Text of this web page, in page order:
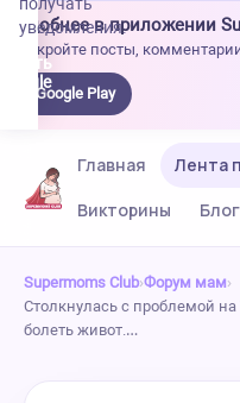
Удобнее в приложении
Откройте посты,
Google Play
уведомления.
Главная
Лента
Викторины
Блог
Supermoms Club›Форум мам›
Столкнулась с проблемой
болеть живот.…